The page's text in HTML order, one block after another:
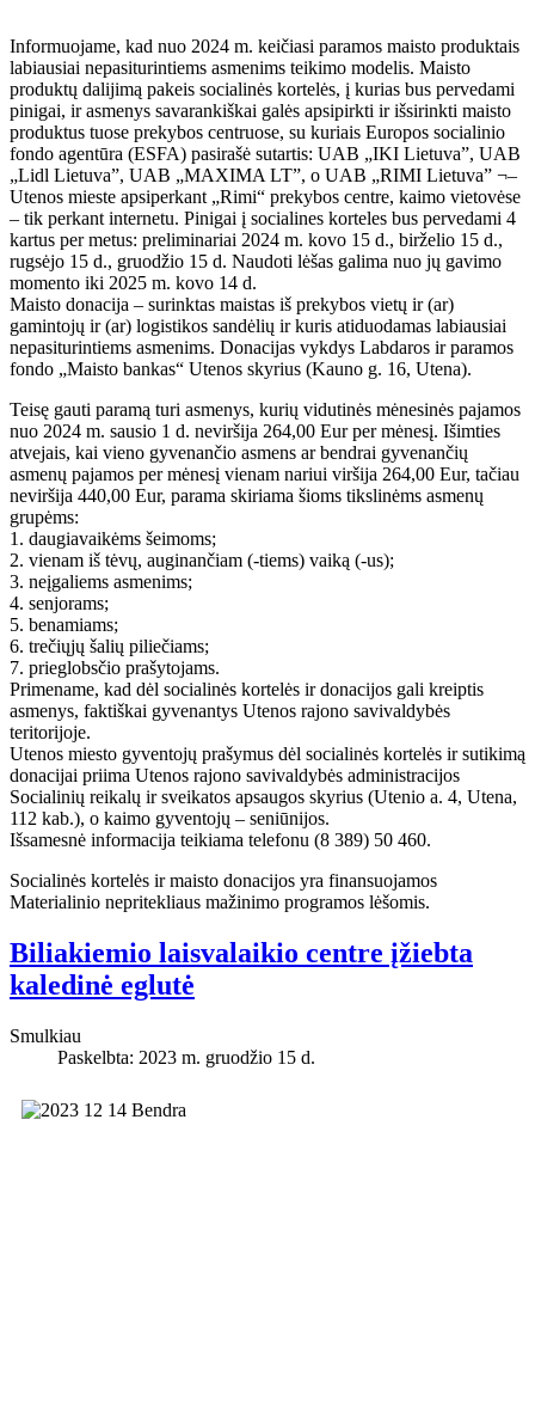
Informuojame, kad nuo 2024 m. keičiasi paramos maisto produktais
labiausiai nepasiturintiems asmenims teikimo modelis. Maisto
produktų dalijimą pakeis socialinės kortelės, į kurias bus pervedami
pinigai, ir asmenys savarankiškai galės apsipirkti ir išsirinkti maisto
produktus tuose prekybos centruose, su kuriais Europos socialinio
fondo agentūra (ESFA) pasirašė sutartis: UAB „IKI Lietuva”, UAB
„Lidl Lietuva”, UAB „MAXIMA LT”, o UAB „RIMI Lietuva” ¬–
Utenos mieste apsiperkant „Rimi“ prekybos centre, kaimo vietovėse
– tik perkant internetu. Pinigai į socialines korteles bus pervedami 4
kartus per metus: preliminariai 2024 m. kovo 15 d., birželio 15 d.,
rugsėjo 15 d., gruodžio 15 d. Naudoti lėšas galima nuo jų gavimo
momento iki 2025 m. kovo 14 d.
Maisto donacija – surinktas maistas iš prekybos vietų ir (ar)
gamintojų ir (ar) logistikos sandėlių ir kuris atiduodamas labiausiai
nepasiturintiems asmenims. Donacijas vykdys Labdaros ir paramos
fondo „Maisto bankas“ Utenos skyrius (Kauno g. 16, Utena).
Teisę gauti paramą turi asmenys, kurių vidutinės mėnesinės pajamos
nuo 2024 m. sausio 1 d. neviršija 264,00 Eur per mėnesį. Išimties
atvejais, kai vieno gyvenančio asmens ar bendrai gyvenančių
asmenų pajamos per mėnesį vienam nariui viršija 264,00 Eur, tačiau
neviršija 440,00 Eur, parama skiriama šioms tikslinėms asmenų
grupėms:
1. daugiavaikėms šeimoms;
2. vienam iš tėvų, auginančiam (-tiems) vaiką (-us);
3. neįgaliems asmenims;
4. senjorams;
5. benamiams;
6. trečiųjų šalių piliečiams;
7. prieglobsčio prašytojams.
Primename, kad dėl socialinės kortelės ir donacijos gali kreiptis
asmenys, faktiškai gyvenantys Utenos rajono savivaldybės
teritorijoje.
Utenos miesto gyventojų prašymus dėl socialinės kortelės ir sutikimą
donacijai priima Utenos rajono savivaldybės administracijos
Socialinių reikalų ir sveikatos apsaugos skyrius (Utenio a. 4, Utena,
112 kab.), o kaimo gyventojų – seniūnijos.
Išsamesnė informacija teikiama telefonu (8 389) 50 460.
Socialinės kortelės ir maisto donacijos yra finansuojamos
Materialinio nepritekliaus mažinimo programos lėšomis.
Biliakiemio laisvalaikio centre įžiebta
kaledinė eglutė
Smulkiau
Paskelbta: 2023 m. gruodžio 15 d.